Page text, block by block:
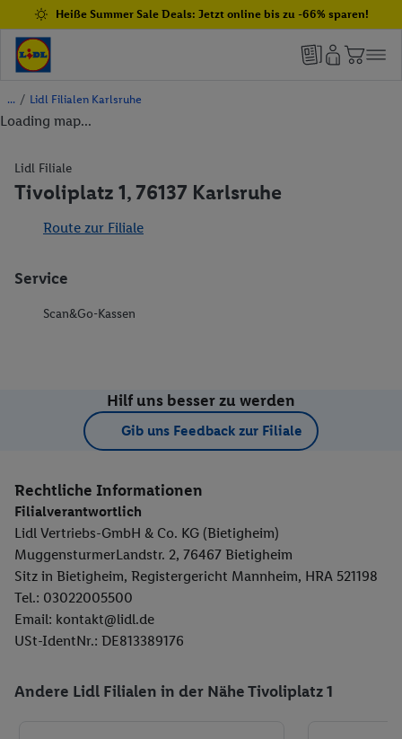
Heiße Summer Sale Deals: Jetzt online bis zu -66% sparen!
/ Lidl Filialen Karlsruhe
Loading map...
Lidl Filiale
Tivoliplatz 1, 76137 Karlsruhe
Route zur Filiale
Service
Scan&Go-Kassen
Hilf uns besser zu werden
Gib uns Feedback zur Filiale
Rechtliche Informationen
Filialverantwortlich
Lidl Vertriebs-GmbH & Co. KG (Bietigheim)
MuggensturmerLandstr. 2, 76467 Bietigheim
Sitz in Bietigheim, Registergericht Mannheim, HRA 521198
Tel.: 03022005500
Email: kontakt@lidl.de
USt-IdentNr.: DE813389176
Andere Lidl Filialen in der Nähe Tivoliplatz 1